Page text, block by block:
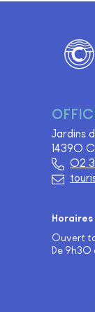
Jardins
14390
02
Ouvert
De 9h30